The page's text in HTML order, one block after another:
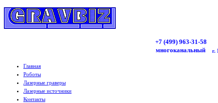
+7 (499) 963-31-58
многоканальный
г.
Главная
Роботы
Лазерные граверы
Лазерные источники
Контакты